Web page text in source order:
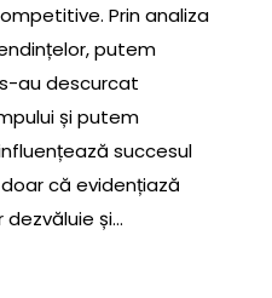
Prin analiza
putem
au descurcat
și putem
succesul
că evidențiază
și…